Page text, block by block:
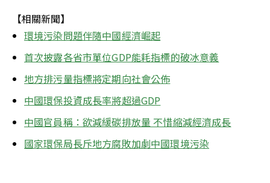
【相關新聞】
環境污染問題伴隨中國經濟崛起
首次披露各省市單位GDP能耗指標的破冰意義
地方排污量指標將定期向社會公佈
中國環保投資成長率將超過GDP
中國官員稱：欲減緩碳排放量 不惜縮減經濟成長
國家環保局長斥地方腐敗加劇中國環境污染